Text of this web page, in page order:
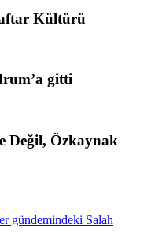
Kültürü
gitti
Değil, Özkaynak